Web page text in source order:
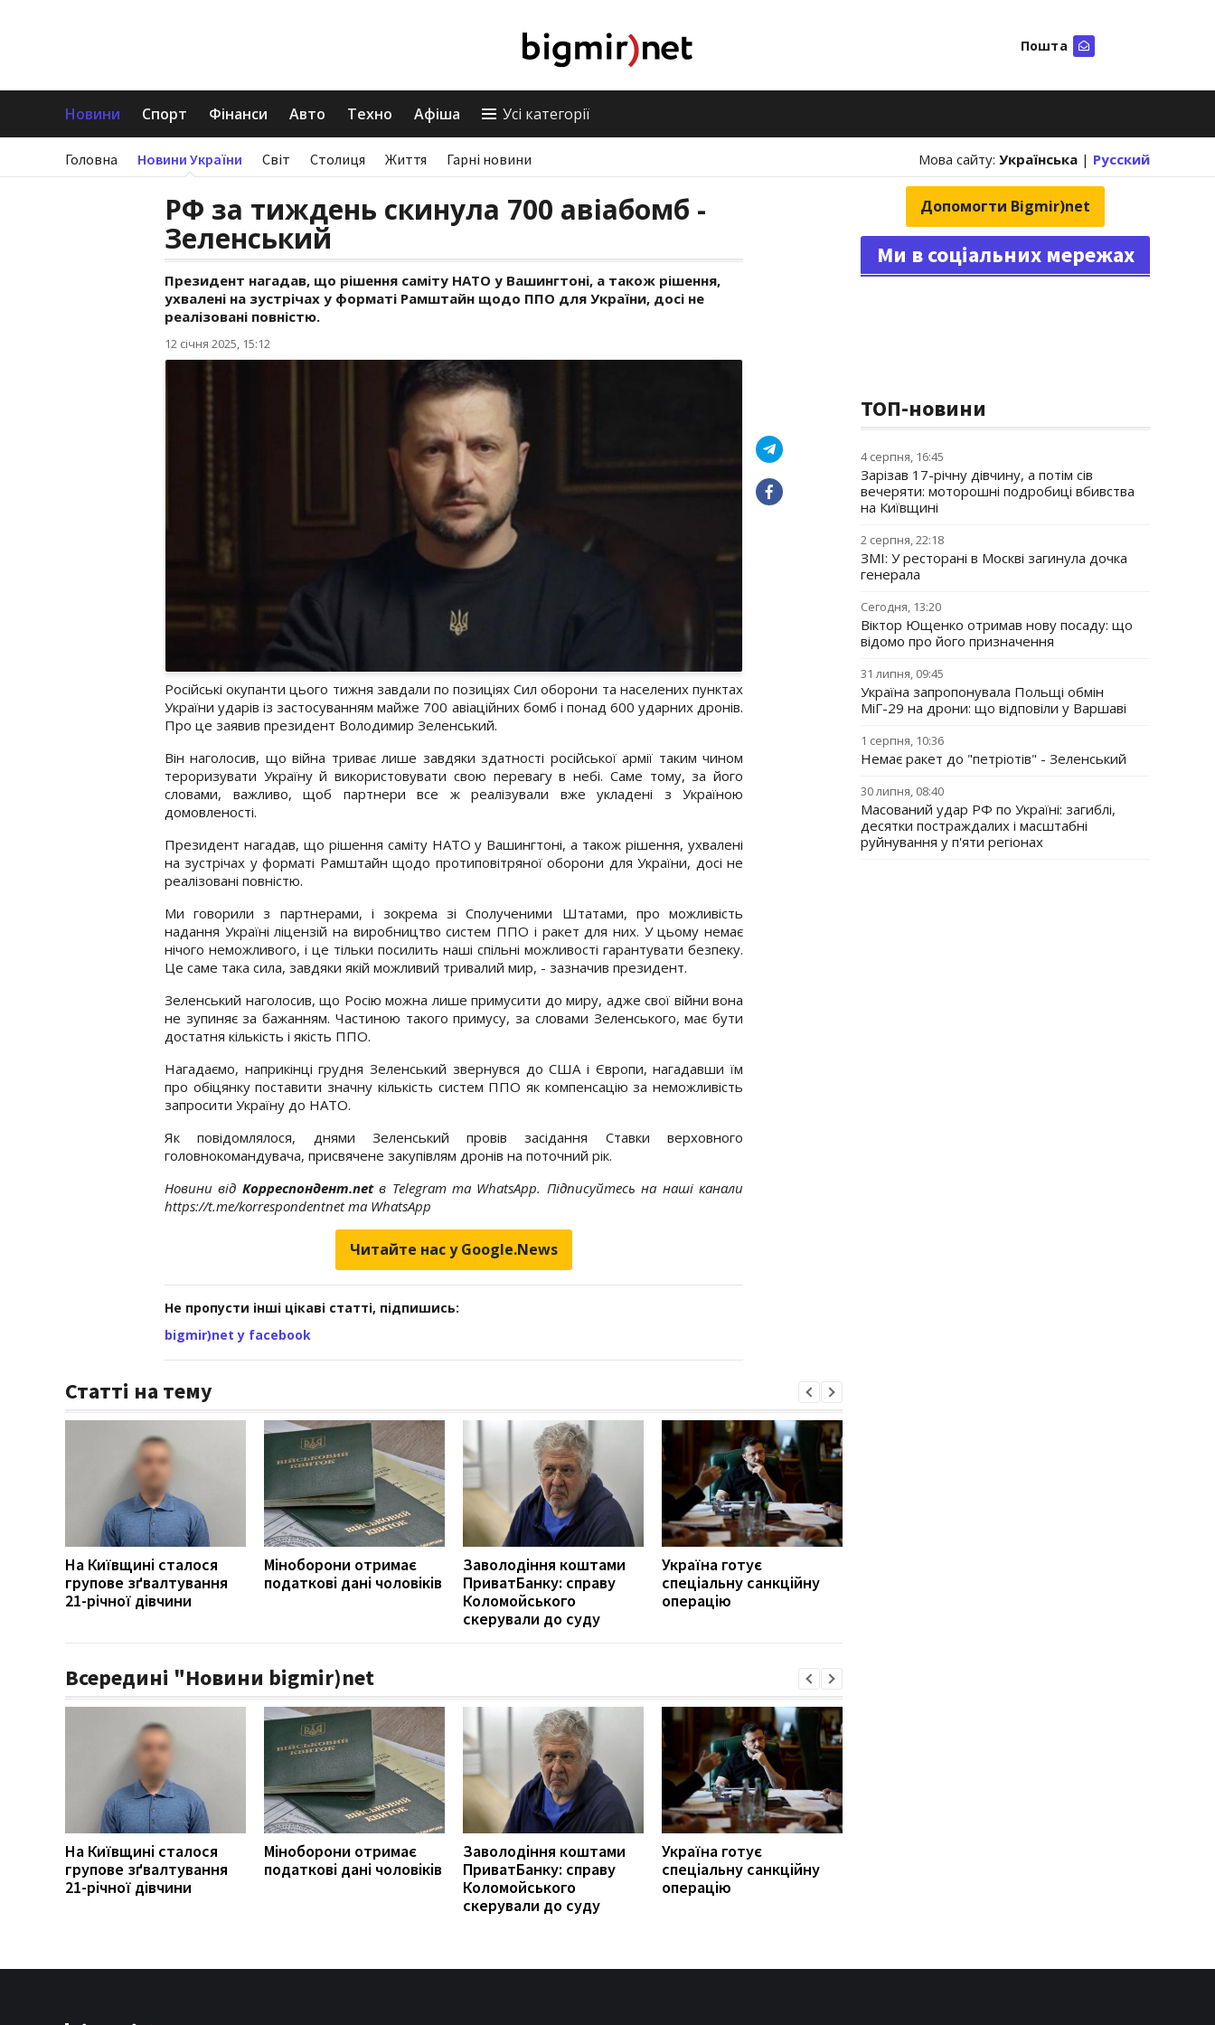
Пошта
Новини Спорт Фінанси Авто Техно Афіша Усі категорії
Головна Новини України Світ Столиця Життя Гарні новини Мова сайту: Українська | Русский
РФ за тиждень скинула 700 авіабомб -
Зеленський
Президент нагадав, що рішення саміту НАТО у Вашингтоні, а також рішення,
ухвалені на зустрічах у форматі Рамштайн щодо ППО для України, досі не
реалізовані повністю.
12 січня 2025, 15:12
Російські окупанти цього тижня завдали по позиціях Сил оборони та населених пунктах
України ударів із застосуванням майже 700 авіаційних бомб і понад 600 ударних дронів.
Про це заявив президент Володимир Зеленський.
Він наголосив, що війна триває лише завдяки здатності російської армії таким чином
тероризувати Україну й використовувати свою перевагу в небі. Саме тому, за його
словами, важливо, щоб партнери все ж реалізували вже укладені з Україною
домовленості.
Президент нагадав, що рішення саміту НАТО у Вашингтоні, а також рішення, ухвалені
на зустрічах у форматі Рамштайн щодо протиповітряної оборони для України, досі не
реалізовані повністю.
Ми говорили з партнерами, і зокрема зі Сполученими Штатами, про можливість
надання Україні ліцензій на виробництво систем ППО і ракет для них. У цьому немає
нічого неможливого, і це тільки посилить наші спільні можливості гарантувати безпеку.
Це саме така сила, завдяки якій можливий тривалий мир, - зазначив президент.
Зеленський наголосив, що Росію можна лише примусити до миру, адже свої війни вона
не зупиняє за бажанням. Частиною такого примусу, за словами Зеленського, має бути
достатня кількість і якість ППО.
Нагадаємо, наприкінці грудня Зеленський звернувся до США і Європи, нагадавши їм
про обіцянку поставити значну кількість систем ППО як компенсацію за неможливість
запросити Україну до НАТО.
Як повідомлялося, днями Зеленський провів засідання Ставки верховного
головнокомандувача, присвячене закупівлям дронів на поточний рік.
Новини від Корреспондент.netв Telegram та WhatsApp. Підписуйтесь на наші канали
https://t.me/korrespondentnet та WhatsApp
Читайте нас у Google.News
Не пропусти інші цікаві статті, підпишись:
bigmir)net у facebook
Статті на тему
На Київщині сталося
групове зґвалтування
21-річної дівчини
Міноборони отримає
податкові дані чоловіків
Заволодіння коштами
ПриватБанку: справу
Коломойського
скерували до суду
Україна готує
спеціальну санкційну
операцію
Всередині "Новини bigmir)net
На Київщині сталося
групове зґвалтування
21-річної дівчини
Міноборони отримає
податкові дані чоловіків
Заволодіння коштами
ПриватБанку: справу
Коломойського
скерували до суду
Україна готує
спеціальну санкційну
операцію
Допомогти Bigmir)net
Ми в соціальних мережах
ТОП-новини
4 серпня, 16:45
Зарізав 17-річну дівчину, а потім сів
вечеряти: моторошні подробиці вбивства
на Київщині
2 серпня, 22:18
ЗМІ: У ресторані в Москві загинула дочка
генерала
Сегодня, 13:20
Віктор Ющенко отримав нову посаду: що
відомо про його призначення
31 липня, 09:45
Україна запропонувала Польщі обмін
МіГ-29 на дрони: що відповіли у Варшаві
1 серпня, 10:36
Немає ракет до "петріотів" - Зеленський
30 липня, 08:40
Масований удар РФ по Україні: загиблі,
десятки постраждалих і масштабні
руйнування у п'яти регіонах